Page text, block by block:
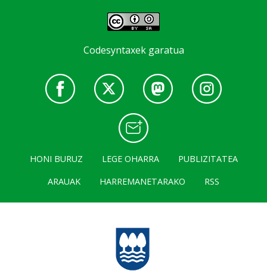
Codesyntaxek garatua
HONI BURUZ LEGE OHARRA
PUBLIZITATEA
ARAUAK
HARREMANETARAKO RSS